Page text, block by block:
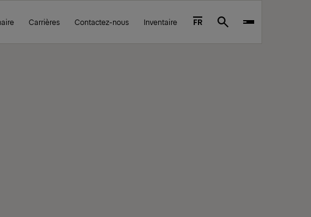
Carrières Contactez-nous Inventaire FR Search